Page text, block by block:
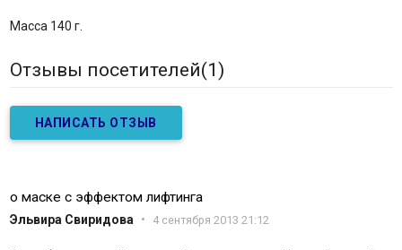
Масса 140 г.
Отзывы посетителей(1)
НАПИСАТЬ ОТЗЫВ
о маске с эффектом лифтинга
Эльвира Свиридова • 4 сентября 2013 21:12